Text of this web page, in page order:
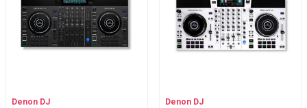
Denon DJ Denon DJ